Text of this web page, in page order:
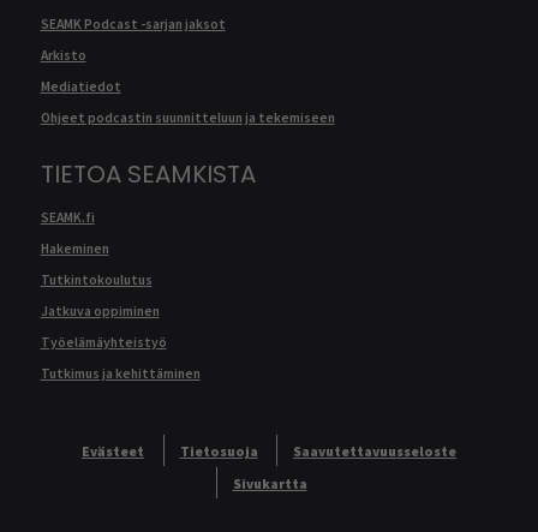
SEAMK Podcast -sarjan jaksot
Arkisto
Mediatiedot
Ohjeet podcastin suunnitteluun ja tekemiseen
TIETOA SEAMKISTA
SEAMK.fi
Hakeminen
Tutkintokoulutus
Jatkuva oppiminen
Työelämäyhteistyö
Tutkimus ja kehittäminen
Evästeet Tietosuoja
Saavutettavuusseloste
Sivukartta